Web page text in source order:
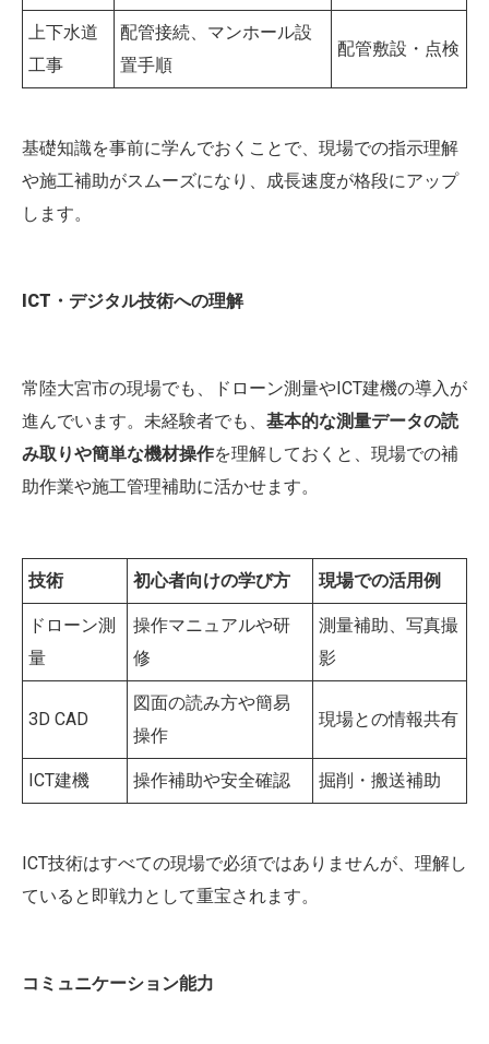
上下水道
工事
配管接続、マンホール設
置手順
配管敷設・点検
基礎知識を事前に学んでおくことで、現場での指示理解
や施工補助がスムーズになり、成長速度が格段にアップ
します。
ICT・デジタル技術への理解
常陸大宮市の現場でも、ドローン測量やICT建機の導入が
進んでいます。未経験者でも、 基本的な測量データの読
み取りや簡単な機材操作を理解しておくと、現場での補
助作業や施工管理補助に活かせます。
技術 初心者向けの学び方 現場での活用例
ドローン測
量
操作マニュアルや研
修
測量補助、写真撮
影
3D CAD
図面の読み方や簡易
操作
現場との情報共有
ICT建機 操作補助や安全確認 掘削・搬送補助
ICT技術はすべての現場で必須ではありませんが、理解し
ていると即戦力として重宝されます。
コミュニケーション能力